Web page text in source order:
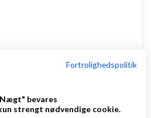
mindre end normalprisen -
man ikke betale for den
Fortrolighedspolitik
bevares
strengt nødvendige cookie.